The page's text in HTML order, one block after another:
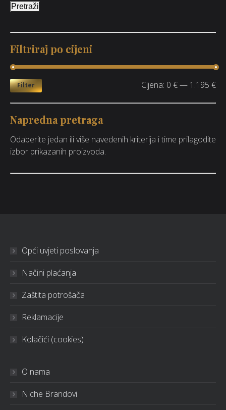
Pretraži
Filtriraj po cijeni
Filter Cijena: 0 €— 1.195 €
Napredna pretraga
Odaberite jedan ili više navedenih kriterija i time prilagodite
izbor prikazanih proizvoda.
Opći uvjeti poslovanja
Načini plaćanja
Zaštita potrošača
Reklamacije
Kolačići (cookies)
O nama
Niche Brandovi